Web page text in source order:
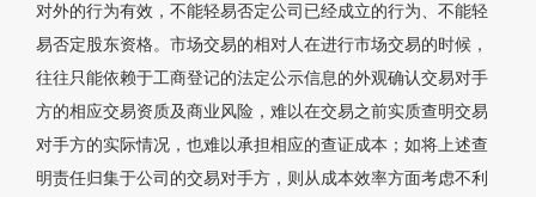
对外的行为有效，不能轻易否定公司已经成立的行为、不能轻
易否定股东资格。市场交易的相对人在进行市场交易的时候，
往往只能依赖于工商登记的法定公示信息的外观确认交易对手
方的相应交易资质及商业风险，难以在交易之前实质查明交易
对手方的实际情况，也难以承担相应的查证成本；如将上述查
明责任归集于公司的交易对手方，则从成本效率方面考虑不利